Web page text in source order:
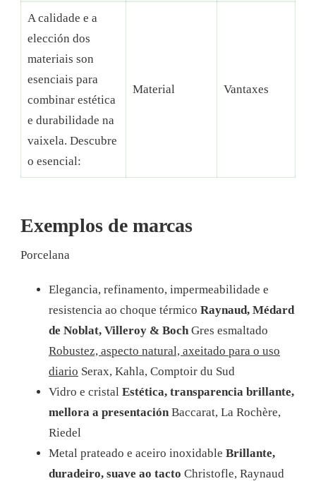
A calidade e a
elección dos
materiais son
esenciais para
combinar estética
e durabilidade na
vaixela. Descubre
o esencial:
Material Vantaxes
Exemplos de marcas
Porcelana
Elegancia, refinamento, impermeabilidade e
resistencia ao choque térmico Raynaud, Médard
de Noblat, Villeroy & Boch Gres esmaltado
Robustez, aspecto natural, axeitado para o uso
diario Serax, Kahla, Comptoir du Sud
Vidro e cristal Estética, transparencia brillante,
mellora a presentación Baccarat, La Rochère,
Riedel
Metal prateado e aceiro inoxidable Brillante,
duradeiro, suave ao tacto Christofle, Raynaud